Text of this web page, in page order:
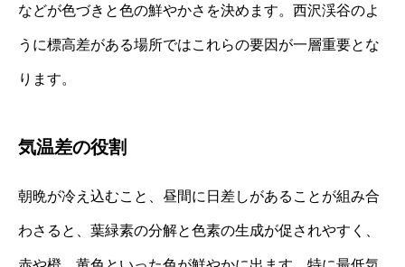
などが色づきと色の鮮やかさを決めます。西沢渓谷のよ
うに標高差がある場所ではこれらの要因が一層重要とな
ります。
気温差の役割
朝晩が冷え込むこと、昼間に日差しがあることが組み合
わさると、葉緑素の分解と色素の生成が促されやすく、